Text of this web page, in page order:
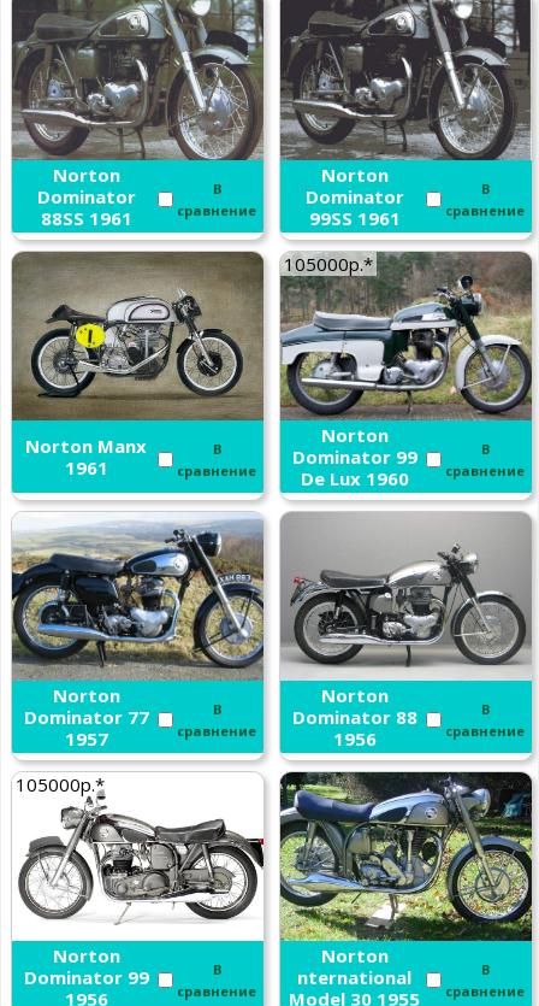
Norton
Dominator
88SS 1961
В
сравнение
Norton
Dominator
99SS 1961
В
сравнение
Norton Manx
1961
В
сравнение
105000р.*
Norton
Dominator 99
De Lux 1960
В
сравнение
Norton
Dominator 77
1957
В
сравнение
Norton
Dominator 88
1956
В
сравнение
105000р.*
Norton
Dominator 99
1956
В
сравнение
Norton
nternational
Model 30 1955
В
сравнение